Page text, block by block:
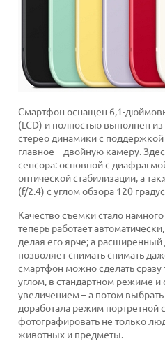
Смартфон оснащен 6,1-
(LCD) и полностью выполнен
стерео динамики с
главное – двойную камеру.
сенсора: основной с
оптической стабилизации, а
(f/2.4) с углом обзора 120
Качество съемки стало
теперь работает
делая его ярче; а
позволяет снимать снимать
смартфон можно сделать
углом, в стандартном режиме
увеличением – а потом
доработала режим
фотографировать не только
животных и предметы.